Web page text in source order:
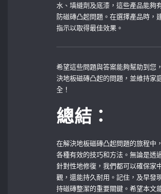
水、填縫劑及底漆，這些產品能夠
防磁磚凸起問題。在選擇產品時，
指示以取得最佳效果。
希望這些問題與答案能夠幫助到您
決地板磁磚凸起的問題，並維持家
全！
總結：
在解決地板磁磚凸起問題的旅程中
各種有效的技巧和方法。無論是透
針對性地修復，我們都可以確保家
觀，還能持久耐用。記住，及早發
持磁磚整潔的重要關鍵。希望本文